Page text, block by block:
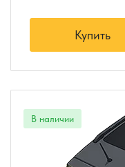
Купить